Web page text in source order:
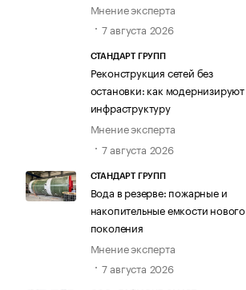
Мнение эксперта
7 августа 2026
СТАНДАРТ ГРУПП
Реконструкция сетей без
остановки: как модернизируют
инфраструктуру
Мнение эксперта
7 августа 2026
СТАНДАРТ ГРУПП
Вода в резерве: пожарные и
накопительные емкости нового
поколения
Мнение эксперта
7 августа 2026